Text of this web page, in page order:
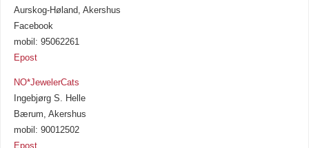
Aurskog-Høland, Akershus
Facebook
mobil: 95062261
Epost
NO*JewelerCats
Ingebjørg S. Helle
Bærum, Akershus
mobil: 90012502
Epost